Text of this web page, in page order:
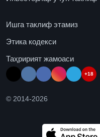
Ишга таклиф этамиз
Этика кодекси
Таҳририят жамоаси
+18
© 2014-2026